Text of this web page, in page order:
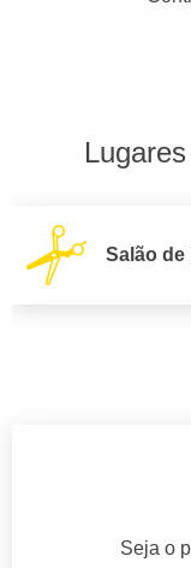
Salão de
Seja o